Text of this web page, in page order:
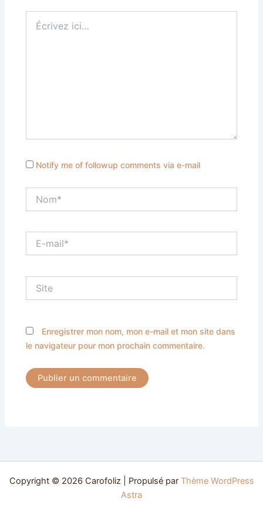
ici…
Notify me of followup comments via e-mail
mail*
Enregistrer mon nom, mon e-mail et mon site dans
le navigateur pour mon prochain commentaire.
Copyright © 2026 Carofoliz | Propulsé par Thème WordPress
Astra